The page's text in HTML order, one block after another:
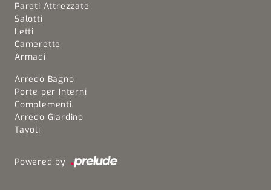
Pareti Attrezzate
Salotti
Letti
Camerette
Armadi
Arredo Bagno
Porte per Interni
Complementi
Arredo Giardino
Tavoli
Powered by